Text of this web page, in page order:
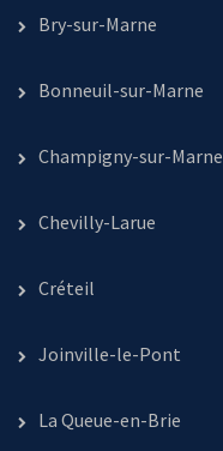
Bry-sur-Marne
Bonneuil-sur-Marne
Champigny-sur-Marne
Chevilly-Larue
Créteil
Joinville-le-Pont
La Queue-en-Brie